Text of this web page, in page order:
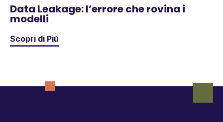
Data Leakage: l’errore che rovina i
modelli
Scopri di Più